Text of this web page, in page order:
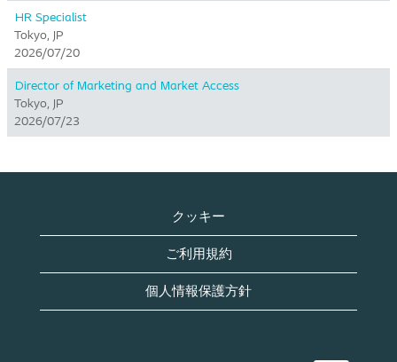
HR Specialist
Tokyo, JP
2026/07/20
Director of Marketing and Market Access
Tokyo, JP
2026/07/23
クッキー
ご利用規約
個人情報保護方針